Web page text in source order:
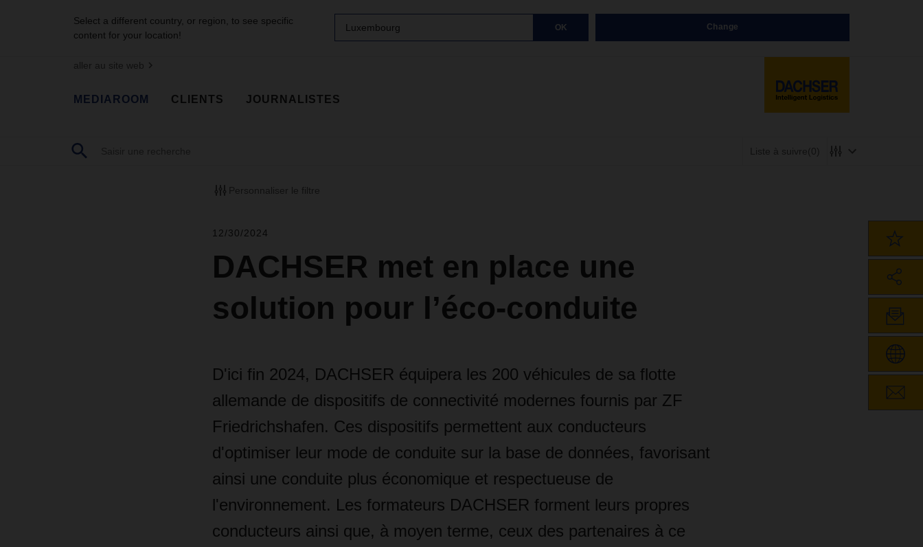
Select a different country, or region, to see specific
content for your location!
Luxembourg OK Change
aller au site web
MEDIAROOM CLIENTS JOURNALISTES
Liste à suivre(0)
Personnaliser le filtre
12/30/2024
DACHSER met en place une
solution pour l’éco-conduite
D'ici fin 2024, DACHSER équipera les 200 véhicules de sa flotte
allemande de dispositifs de connectivité modernes fournis par ZF
Friedrichshafen. Ces dispositifs permettent aux conducteurs
d'optimiser leur mode de conduite sur la base de données, favorisant
ainsi une conduite plus économique et respectueuse de
l'environnement. Les formateurs DACHSER forment leurs propres
conducteurs ainsi que, à moyen terme, ceux des partenaires à ce